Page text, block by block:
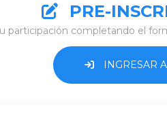
PRE-
participación completando el
INGRESAR